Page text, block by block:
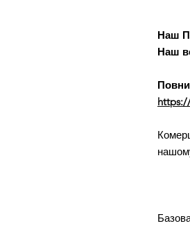
Наш
Наш